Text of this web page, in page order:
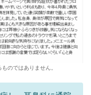
のではありません。